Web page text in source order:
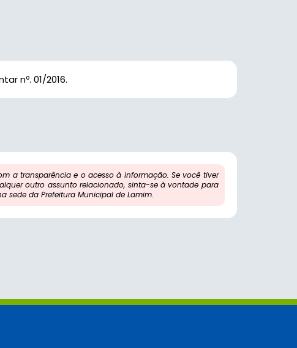
nº. 01/2016.
a transparência e o acesso à informação. Se você tiver
outro assunto relacionado, sinta-se à vontade para
sede da Prefeitura Municipal de Lamim.